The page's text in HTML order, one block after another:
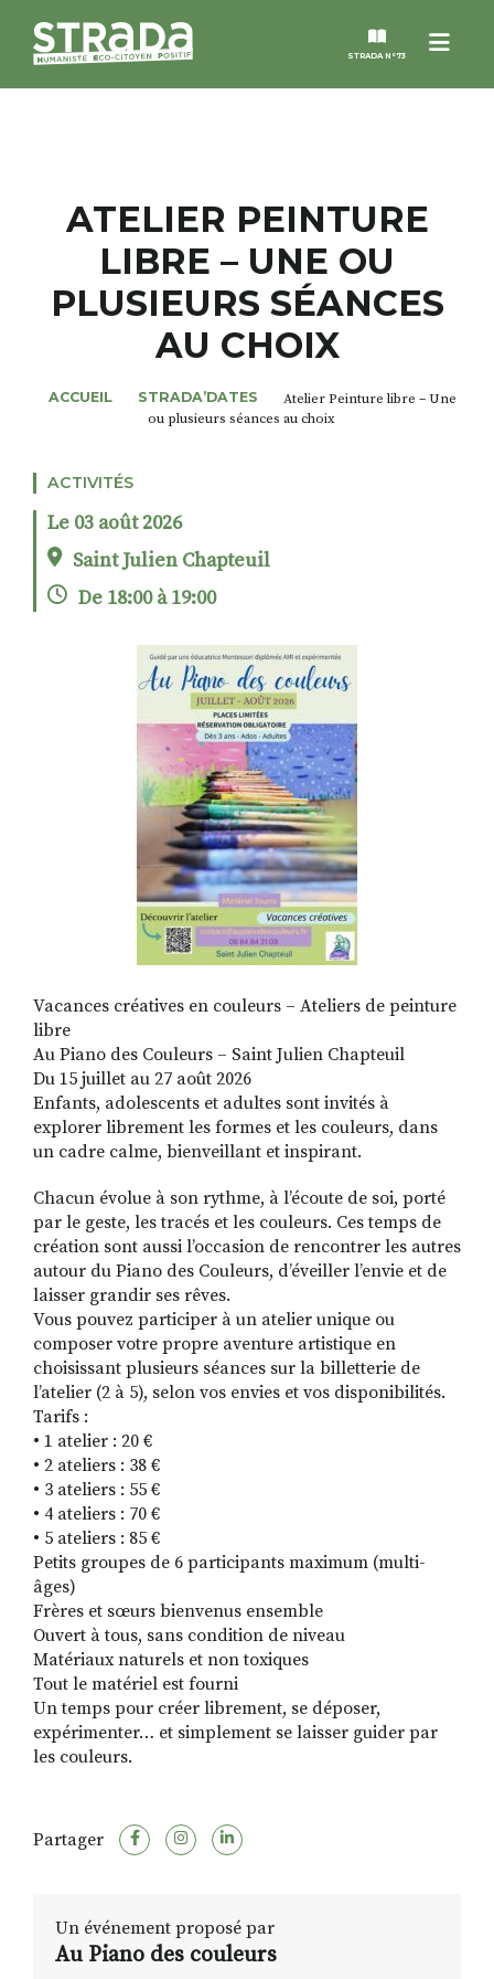
Menu
STRADA N°73
MAGAZINES
NOS THÈMES
STRADA’DATES
ALTER STRADA
S'INSCRIRE À LA NEWSLETTER
FACEBOOKINSTAGRAM
LINKEDINYOUTUBE
ATELIER PEINTURE
LIBRE – UNE OU
PLUSIEURS SÉANCES
AU CHOIX
ACCUEIL STRADA’DATES
Atelier Peinture libre – Une
ou plusieurs séances au choix
ACTIVITÉS
Le 03 août 2026
Saint Julien Chapteuil
De 18:00 à 19:00
Vacances créatives en couleurs – Ateliers de peinture
libre
Au Piano des Couleurs – Saint Julien Chapteuil
Du 15 juillet au 27 août 2026
Enfants, adolescents et adultes sont invités à
explorer librement les formes et les couleurs, dans
un cadre calme, bienveillant et inspirant.
Chacun évolue à son rythme, à l’écoute de soi, porté
par le geste, les tracés et les couleurs. Ces temps de
création sont aussi l’occasion de rencontrer les autres
autour du Piano des Couleurs, d’éveiller l’envie et de
laisser grandir ses rêves.
Vous pouvez participer à un atelier unique ou
composer votre propre aventure artistique en
choisissant plusieurs séances sur la billetterie de
l’atelier (2 à 5), selon vos envies et vos disponibilités.
Tarifs :
• 1 atelier : 20 €
• 2 ateliers : 38 €
• 3 ateliers : 55 €
• 4 ateliers : 70 €
• 5 ateliers : 85 €
Petits groupes de 6 participants maximum (multi-
âges)
Frères et sœurs bienvenus ensemble
Ouvert à tous, sans condition de niveau
Matériaux naturels et non toxiques
Tout le matériel est fourni
Un temps pour créer librement, se déposer,
expérimenter… et simplement se laisser guider par
les couleurs.
Partager
Un événement proposé par
Au Piano des couleurs